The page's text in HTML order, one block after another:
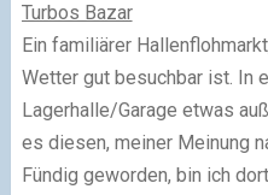
Turbos Bazar
Ein familiärer
Wetter gut besuchbar ist. In
Lagerhalle/Garage etwas
es diesen, meiner Meinung
Fündig geworden, bin ich